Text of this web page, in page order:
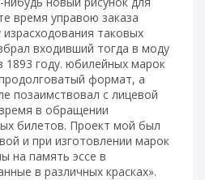
время управою заказа
таковых
входивший тогда в моду
году. юбилейных марок
формат, а
позаимствовал с лицевой
в обращении
билетов. Проект мой был
и при изготовлении марок
на память эссе в
в различных красках».